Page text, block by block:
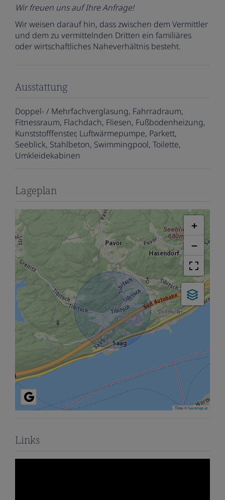
Wir freuen uns auf Ihre Anfrage!
Wir weisen darauf hin, dass zwischen dem Vermittler
und dem zu vermittelnden Dritten ein familiäres
oder wirtschaftliches Naheverhältnis besteht.
Ausstattung
Doppel- / Mehrfachverglasung Fahrradraum
Fitnessraum Flachdach Fliesen Fußbodenheizung
Kunststofffenster Luftwärmepumpe Parkett
Seeblick Stahlbeton Swimmingpool Toilette
Umkleidekabinen
Lageplan
+
−
Tiles ©basemap.at
Links